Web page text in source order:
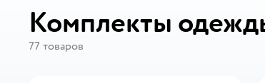
Комплекты
77 товаров